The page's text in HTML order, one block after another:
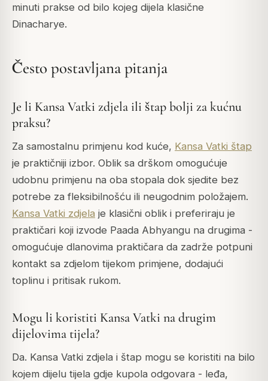
minuti prakse od bilo kojeg dijela klasične
Dinacharye.
Često postavljana pitanja
Je li Kansa Vatki zdjela ili štap bolji za kućnu
praksu?
Za samostalnu primjenu kod kuće, Kansa Vatki štap
je praktičniji izbor. Oblik sa drškom omogućuje
udobnu primjenu na oba stopala dok sjedite bez
potrebe za fleksibilnošću ili neugodnim položajem.
Kansa Vatki zdjela je klasični oblik i preferiraju je
praktičari koji izvode Paada Abhyangu na drugima -
omogućuje dlanovima praktičara da zadrže potpuni
kontakt sa zdjelom tijekom primjene, dodajući
toplinu i pritisak rukom.
Mogu li koristiti Kansa Vatki na drugim
dijelovima tijela?
Da. Kansa Vatki zdjela i štap mogu se koristiti na bilo
kojem dijelu tijela gdje kupola odgovara - leđa,